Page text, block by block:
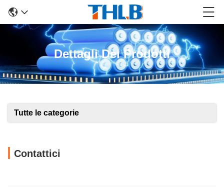
Dettagli Dei Prodotti
Tutte le categorie
Contattici